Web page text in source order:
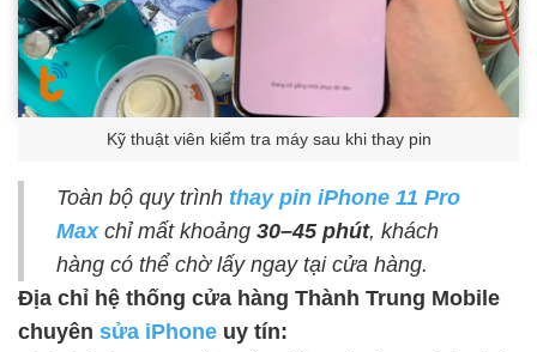
Kỹ thuật viên kiểm tra máy sau khi thay pin
Toàn bộ quy trình thay pin iPhone 11 Pro
Maxchỉ mất khoảng 30–45 phút, khách
hàng có thể chờ lấy ngay tại cửa hàng.
Địa chỉ hệ thống cửa hàng Thành Trung Mobile
chuyên sửa iPhone uy tín: